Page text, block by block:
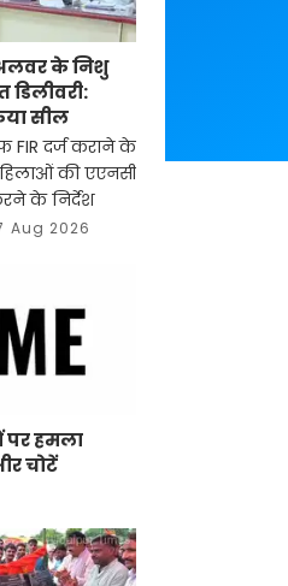
के निशु
सील
FIR दर्ज कराने के
की एएनसी
के निर्देश
Aug 2026
पर हमला
चोटें